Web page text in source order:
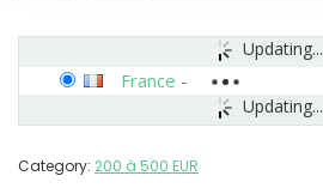
Updating...
Updating...
France -
Category: 200 à 500 EUR